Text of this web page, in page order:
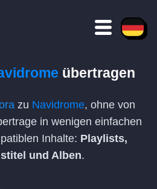
übertragen
zu Navidrome, ohne von
in wenigen einfachen
Inhalte: Playlists,
und Alben.